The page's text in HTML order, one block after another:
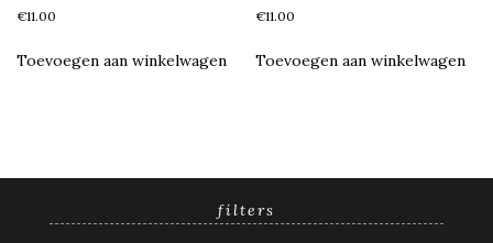
€11.00
Toevoegen aan winkelwagen
€11.00
Toevoegen aan winkelwagen
filters